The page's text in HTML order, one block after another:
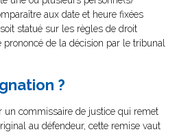
aux date et heure fixées
statué sur les règles de droit
de la décision par le tribunal
?
un commissaire de justice qui remet
au défendeur, cette remise vaut